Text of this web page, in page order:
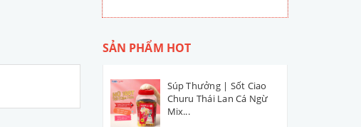
SẢN PHẨM HOT
Súp Thưởng | Sốt Ciao
Churu Thái Lan Cá Ngừ
Mix...